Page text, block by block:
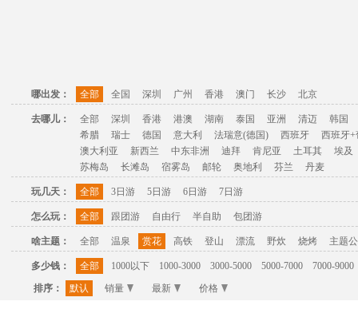
哪出发： 全部 全国 深圳 广州 香港 澳门 长沙 北京
去哪儿： 全部 深圳 香港 港澳 湖南 泰国 亚洲 清迈
韩国
希腊
瑞士 德国 意大利 法瑞意(德国) 西班牙
西班牙+
澳大利亚
新西兰 中东非洲 迪拜 肯尼亚 土耳其
埃及
苏梅岛
长滩岛 宿雾岛 邮轮 奥地利 芬兰 丹麦
玩几天： 全部 3日游 5日游 6日游 7日游
怎么玩： 全部 跟团游 自由行 半自助 包团游
啥主题： 全部 温泉 赏花 高铁 登山 漂流 野炊 烧烤 主题
多少钱： 全部 1000以下 1000-3000 3000-5000 5000-7000
7000-9000
排序：
默认 销量 最新 价格